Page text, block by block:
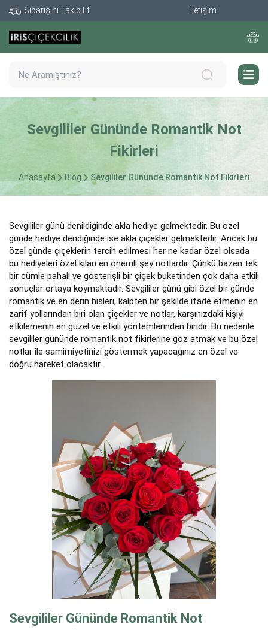
Siparişini Takip Et İletişim
Sevgililer Gününde Romantik Not
Fikirleri
Anasayfa Blog Sevgililer Gününde Romantik Not Fikirleri
Sevgililer günü denildiğinde akla hediye gelmektedir. Bu özel
günde hediye dendiğinde ise akla çiçekler gelmektedir. Ancak bu
özel günde çiçeklerin tercih edilmesi her ne kadar özel olsada
bu hediyeleri özel kılan en önemli şey notlardır. Çünkü bazen tek
bir cümle pahalı ve gösterişli bir çiçek buketinden çok daha etkili
sonuçlar ortaya koymaktadır. Sevgililer günü gibi özel bir günde
romantik ve en derin hisleri, kalpten bir şekilde ifade etmenin en
zarif yollarından biri olan çiçekler ve notlar, karşınızdaki kişiyi
etkilemenin en güzel ve etkili yöntemlerinden biridir. Bu nedenle
sevgililer gününde romantik not fikirlerine göz atmak ve bu özel
notlar ile samimiyetinizi göstermek yapacağınız en özel ve
doğru hareket olacaktır.
Sevgililer Gününde Romantik Not